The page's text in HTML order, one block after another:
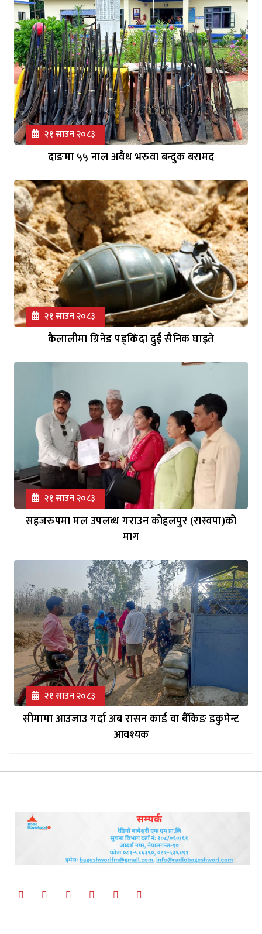
२१ साउन २०८३
दाङमा ५५ नाल अवैध भरुवा बन्दुक बरामद
२१ साउन २०८३
कैलालीमा ग्रिनेड पड्किँदा दुई सैनिक घाइते
२१ साउन २०८३
सहजरुपमा मल उपलब्ध गराउन कोहलपुर (रास्वपा)को
माग
२१ साउन २०८३
सीमामा आउजाउ गर्दा अब रासन कार्ड वा बैंकिङ डकुमेन्ट
आवश्यक